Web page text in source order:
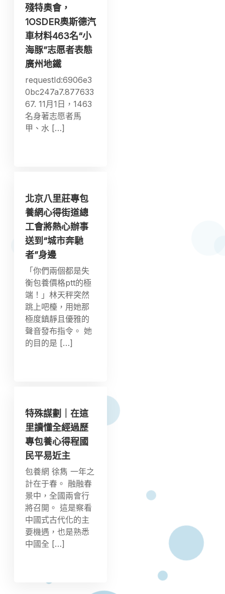
殘特奧會，
1OSDER奧斯德汽
車材料463名“小
海豚”志愿者表態
廣州地鐵
requestId:6906e3
0bc247a7.877633
67. 11月1日，1463
名身著志愿者馬
甲、水 […]
北京八里莊專包
養網心得街道總
工會將熱心辦事
送到“城市奔馳
者”身邊
「你們兩個都是失
衡包養價格ptt的極
端！」林天秤突然
跳上吧檯，用她那
極度鎮靜且優雅的
聲音發布指令。 她
的目的是 […]
特殊謀劃｜在這
里讀懂全經過歷
專包養心得程國
民平易近主
包養網 徐雋 一年之
計在于春。 融融春
景中，全國兩會行
將召開。 這是察看
中國式古代化的主
要機遇，也是熟悉
中國全 […]